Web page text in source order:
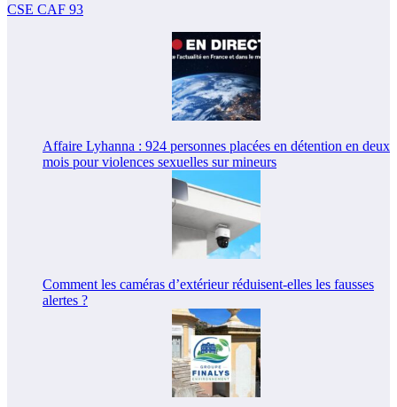
CSE CAF 93
Affaire Lyhanna : 924 personnes placées en détention en deux
mois pour violences sexuelles sur mineurs
Comment les caméras d’extérieur réduisent-elles les fausses
alertes ?